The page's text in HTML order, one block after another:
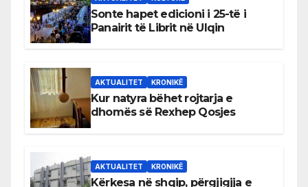
Sonte hapet edicioni i 25-të i
Panairit të Librit në Ulqin
AKTUALITET KRONIKË
Kur natyra bëhet rojtarja e
dhomës së Rexhep Qosjes
AKTUALITET KRONIKË
Kërkesa në shqip, përgjigjja e